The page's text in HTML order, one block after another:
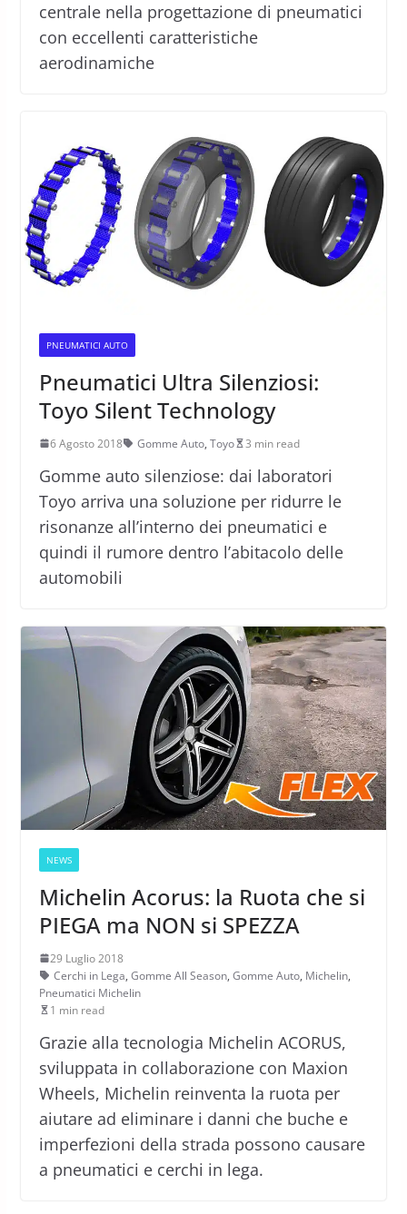
centrale nella progettazione di pneumatici
con eccellenti caratteristiche
aerodinamiche
PNEUMATICI AUTO
Pneumatici Ultra Silenziosi:
Toyo Silent Technology
6 Agosto 2018 Gomme Auto, Toyo 3 min read
Gomme auto silenziose: dai laboratori
Toyo arriva una soluzione per ridurre le
risonanze all’interno dei pneumatici e
quindi il rumore dentro l’abitacolo delle
automobili
NEWS
Michelin Acorus: la Ruota che si
PIEGA ma NON si SPEZZA
29 Luglio 2018
Cerchi in Lega, Gomme All Season, Gomme Auto, Michelin,
Pneumatici Michelin
1 min read
Grazie alla tecnologia Michelin ACORUS,
sviluppata in collaborazione con Maxion
Wheels, Michelin reinventa la ruota per
aiutare ad eliminare i danni che buche e
imperfezioni della strada possono causare
a pneumatici e cerchi in lega.